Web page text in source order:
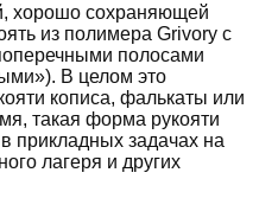
хорошо сохраняющей
из полимера Grivory с
полосами
В целом это
кописа, фалькаты или
такая форма рукояти
прикладных задачах на
лагеря и других